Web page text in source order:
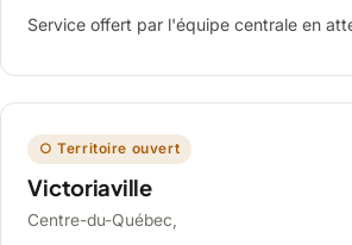
Service offert par l'équipe centrale en
○ Territoire ouvert
Victoriaville
Centre-du-Québec,